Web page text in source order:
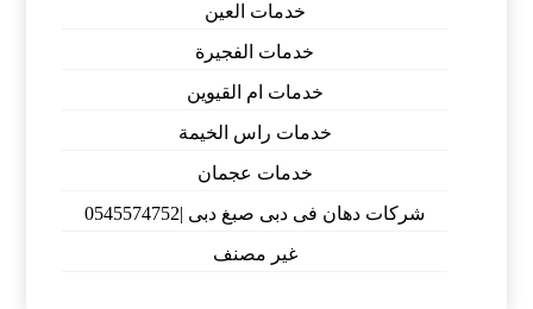
خدمات العين
خدمات الفجيرة
خدمات ام القيوين
خدمات راس الخيمة
خدمات عجمان
شركات دهان فى دبى صبغ دبى |0545574752
غير مصنف